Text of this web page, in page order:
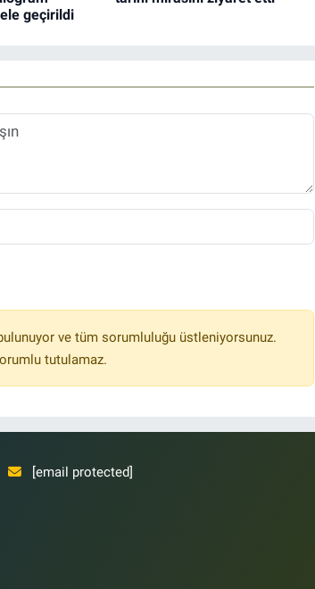
geçirildi
ve tüm sorumluluğu üstleniyorsunuz.
tutulamaz.
[email protected]